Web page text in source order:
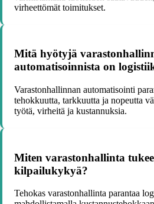
virheettömät toimitukset.
Mitä hyötyjä
automatisoinnista on
Varastonhallinnan automatisointi
tehokkuutta, tarkkuutta ja nopeutta
työtä, virheitä ja kustannuksia.
Miten varastonhallinta
kilpailukykyä?
Tehokas varastonhallinta parantaa